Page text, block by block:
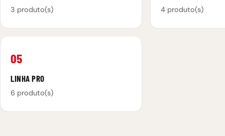
3 produto(s) 4 produto(s)
05
LINHA PRO
6 produto(s)